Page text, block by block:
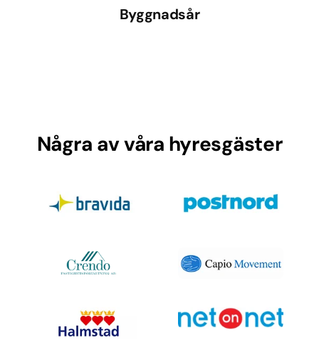
Byggnadsår
Några av våra hyresgäster